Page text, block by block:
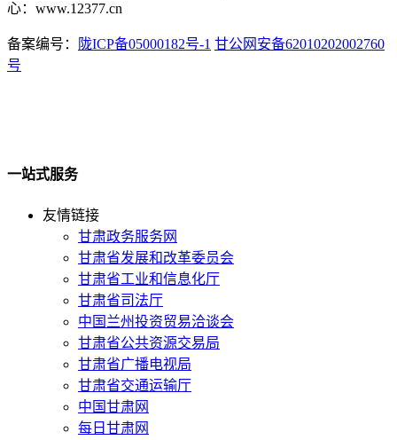
心：www.12377.cn
备案编号： 陇ICP备05000182号-1 甘公网安备62010202002760
号
一站式服务
友情链接
甘肃政务服务网
甘肃省发展和改革委员会
甘肃省工业和信息化厅
甘肃省司法厅
中国兰州投资贸易洽谈会
甘肃省公共资源交易局
甘肃省广播电视局
甘肃省交通运输厅
中国甘肃网
每日甘肃网